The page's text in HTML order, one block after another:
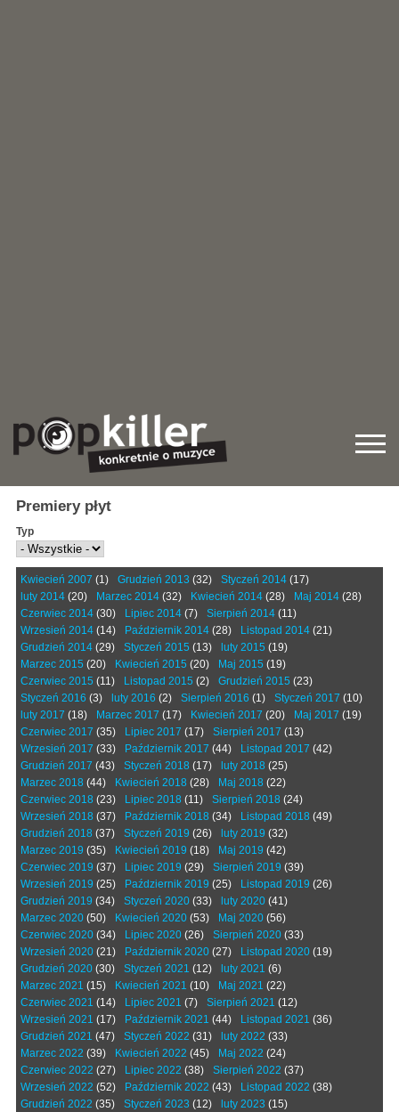
Premiery płyt
Typ
Kwiecień 2007 (1) Grudzień 2013 (32) Styczeń 2014 (17)
luty 2014 (20) Marzec 2014 (32) Kwiecień 2014 (28) Maj 2014 (28)
Czerwiec 2014 (30) Lipiec 2014 (7) Sierpień 2014 (11)
Wrzesień 2014 (14) Październik 2014 (28) Listopad 2014 (21)
Grudzień 2014 (29) Styczeń 2015 (13) luty 2015 (19)
Marzec 2015 (20) Kwiecień 2015 (20) Maj 2015 (19)
Czerwiec 2015 (11) Listopad 2015 (2) Grudzień 2015 (23)
Styczeń 2016 (3) luty 2016 (2) Sierpień 2016 (1) Styczeń 2017 (10)
luty 2017 (18) Marzec 2017 (17) Kwiecień 2017 (20) Maj 2017 (19)
Czerwiec 2017 (35) Lipiec 2017 (17) Sierpień 2017 (13)
Wrzesień 2017 (33) Październik 2017 (44) Listopad 2017 (42)
Grudzień 2017 (43) Styczeń 2018 (17) luty 2018 (25)
Marzec 2018 (44) Kwiecień 2018 (28) Maj 2018 (22)
Czerwiec 2018 (23) Lipiec 2018 (11) Sierpień 2018 (24)
Wrzesień 2018 (37) Październik 2018 (34) Listopad 2018 (49)
Grudzień 2018 (37) Styczeń 2019 (26) luty 2019 (32)
Marzec 2019 (35) Kwiecień 2019 (18) Maj 2019 (42)
Czerwiec 2019 (37) Lipiec 2019 (29) Sierpień 2019 (39)
Wrzesień 2019 (25) Październik 2019 (25) Listopad 2019 (26)
Grudzień 2019 (34) Styczeń 2020 (33) luty 2020 (41)
Marzec 2020 (50) Kwiecień 2020 (53) Maj 2020 (56)
Czerwiec 2020 (34) Lipiec 2020 (26) Sierpień 2020 (33)
Wrzesień 2020 (21) Październik 2020 (27) Listopad 2020 (19)
Grudzień 2020 (30) Styczeń 2021 (12) luty 2021 (6)
Marzec 2021 (15) Kwiecień 2021 (10) Maj 2021 (22)
Czerwiec 2021 (14) Lipiec 2021 (7) Sierpień 2021 (12)
Wrzesień 2021 (17) Październik 2021 (44) Listopad 2021 (36)
Grudzień 2021 (47) Styczeń 2022 (31) luty 2022 (33)
Marzec 2022 (39) Kwiecień 2022 (45) Maj 2022 (24)
Czerwiec 2022 (27) Lipiec 2022 (38) Sierpień 2022 (37)
Wrzesień 2022 (52) Październik 2022 (43) Listopad 2022 (38)
Grudzień 2022 (35) Styczeń 2023 (12) luty 2023 (15)